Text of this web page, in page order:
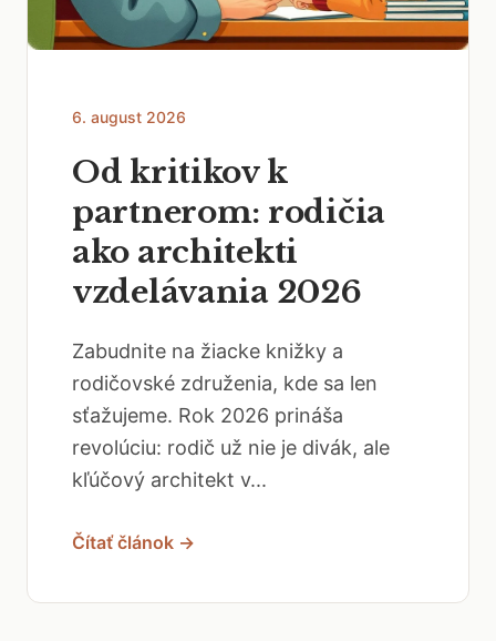
6. august 2026
Od kritikov k
partnerom: rodičia
ako architekti
vzdelávania 2026
Zabudnite na žiacke knižky a
rodičovské združenia, kde sa len
sťažujeme. Rok 2026 prináša
revolúciu: rodič už nie je divák, ale
kľúčový architekt v...
Čítať článok →